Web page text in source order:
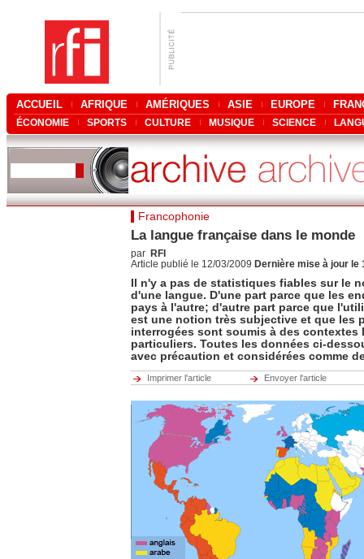
ACCUEIL AFRIQUE AMÉRIQUES ASIE EUROPE
ÉCONOMIE SPORTS CULTURE MUSIQUE SCIENCE
Francophonie
La langue française dans le monde
par RFI
Article publié le 12/03/2009 Dernière mise à jour le
Il n'y a pas de statistiques fiables sur le
d'une langue. D'une part parce que les
pays à l'autre; d'autre part parce que
est une notion très subjective et que les
interrogées sont soumis à des
particuliers. Toutes les données ci-
avec précaution et considérées comme
Imprimer l'article Envoyer l'article